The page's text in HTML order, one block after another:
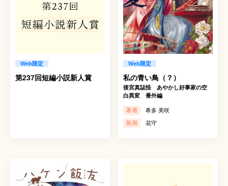
Web限定
第237回短編小説新人賞
Web限定
私の青い鳥（？）
後宮真誌怪 あやかし好事家の空
白異変 番外編
著者 希多 美咲
装画 花守